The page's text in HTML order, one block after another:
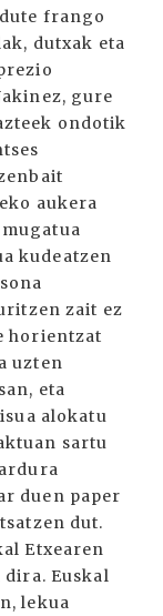
frango
dutxak eta
gure
ondotik
aukera
kudeatzen
zait ez
horientzat
uzten
eta
alokatu
sartu
duen paper
dut.
Etxearen
Euskal
lekua